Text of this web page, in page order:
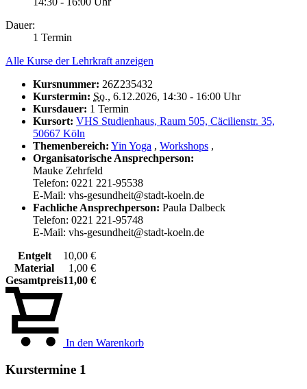
Dauer:
1 Termin
Alle Kurse der Lehrkraft anzeigen
Kursnummer: 26Z235432
Kurstermin: So., 6.12.2026, 14:30 - 16:00 Uhr
Kursdauer: 1 Termin
Kursort: VHS Studienhaus, Raum 505, Cäcilienstr. 35,
50667 Köln
Themenbereich: Yin Yoga , Workshops ,
Organisatorische Ansprechperson:
Mauke Zehrfeld
Telefon: 0221 221-95538
E-Mail: vhs-gesundheit@stadt-koeln.de
Fachliche Ansprechperson: Paula Dalbeck
Telefon: 0221 221-95748
E-Mail: vhs-gesundheit@stadt-koeln.de
Entgelt
10,00 €
Material
1,00 €
Gesamtpreis11,00 €
In den Warenkorb
Kurstermine 1